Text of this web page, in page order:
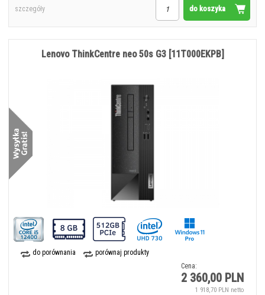
do koszyka
szczegóły
do porównania
porównaj produkty
Cena:
2 360,00 PLN
1 918,70 PLN netto
Lenovo ThinkCentre neo 50s G3 [11T000EKPB]